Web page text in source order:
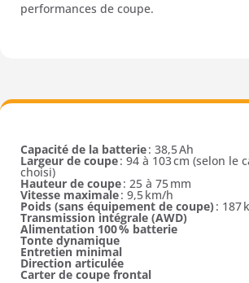
performances de coupe.
Capacité de la batterie: 38,5 Ah
Largeur de coupe: 94 à 103 cm (selon le
choisi)
Hauteur de coupe: 25 à 75 mm
Vitesse maximale: 9,5 km/h
Poids (sans équipement de coupe) : 187
Transmission intégrale (AWD)
Alimentation 100 % batterie
Tonte dynamique
Entretien minimal
Direction articulée
Carter de coupe frontal